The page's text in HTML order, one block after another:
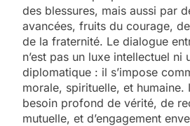
des blessures, mais aussi par
avancées, fruits du courage,
de la fraternité. Le dialogue
n’est pas un luxe intellectuel ni
diplomatique : il s’impose
morale, spirituelle, et humaine.
besoin profond de vérité, de
mutuelle, et d’engagement